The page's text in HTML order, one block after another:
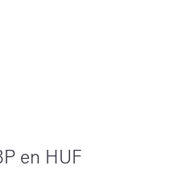
en HUF